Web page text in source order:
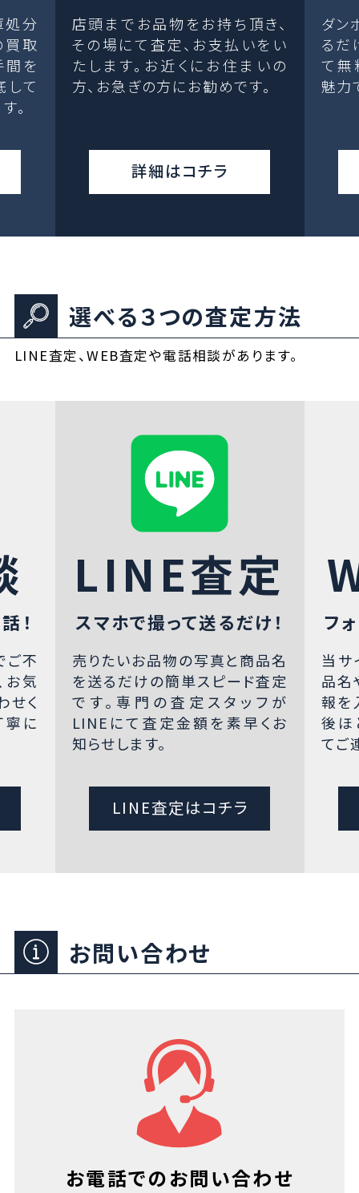
処分
取
間を
して
。
店頭までお品物をお持ち頂き、
その場にて査定、お支払いをい
たします。お近くにお住まいの
方、お急ぎの方にお勧めです。
詳細はコチラ
ダン
るだ
て無
魅力
選べる３つの査定方法
LINE査定、WEB査定や電話相談があります。
！
ご不
お気
せく
寧に
LINE査定
スマホで撮って送るだけ！
売りたいお品物の写真と商品名
を送るだけの簡単スピード査定
です。専門の査定スタッフが
LINEにて査定金額を素早くお
知らせします。
LINE査定はコチラ
フ
当サ
品名
報を
後ほ
てご
お問い合わせ
お電話でのお問い合わせ